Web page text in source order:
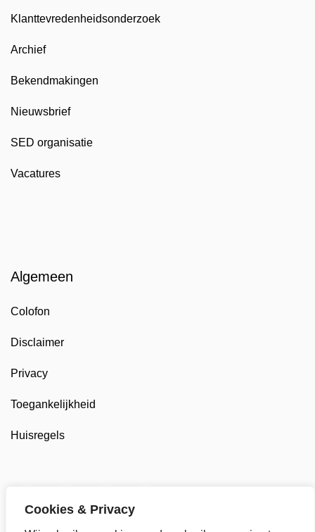
Cookies & Privacy
Klanttevredenheidsonderzoek
Archief
Bekendmakingen
Nieuwsbrief
SED organisatie
Vacatures
Algemeen
Colofon
Disclaimer
Privacy
Toegankelijkheid
Huisregels